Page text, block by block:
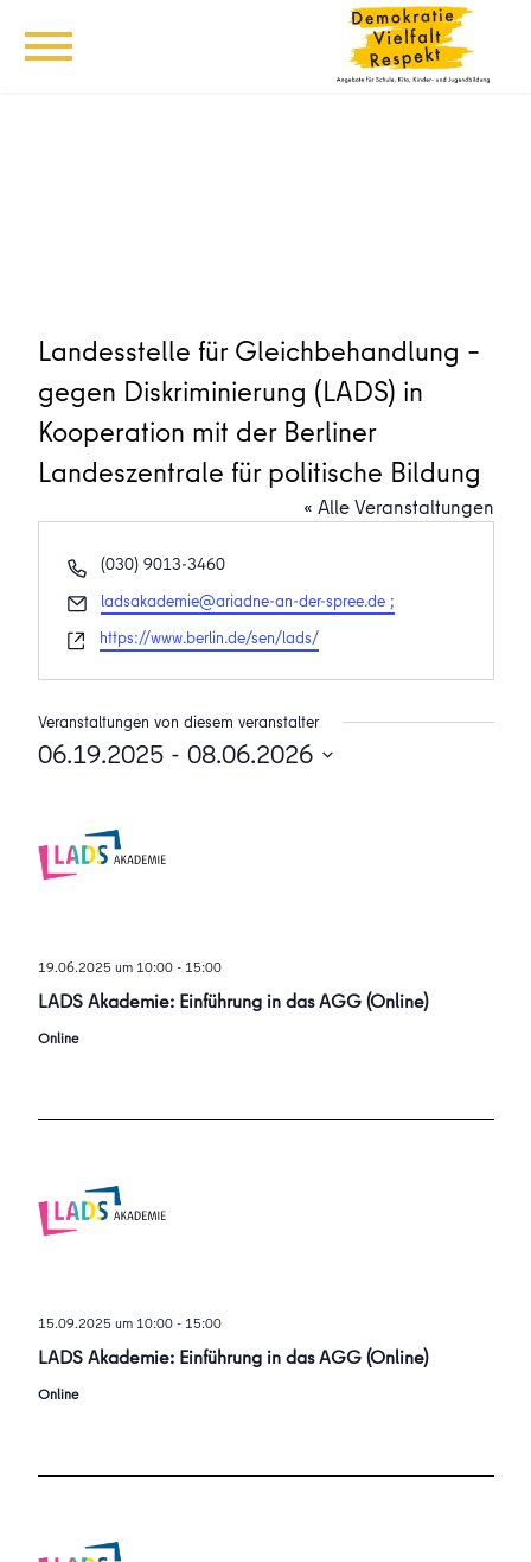
Landesstelle für Gleichbehandlung –
gegen Diskriminierung (LADS) in
Kooperation mit der Berliner
Landeszentrale für politische Bildung
« Alle Veranstaltungen
Telefon
(030) 9013-3460
Email
ladsakademie@ariadne-an-der-spree.de ;
Webseite
https://www.berlin.de/sen/lads/
Veranstaltungen von diesem veranstalter
06.19.2025 - 08.06.2026
LADS Akademie: Einführung in das AGG (Online)
19.06.2025 um 10:00- 15:00
Online
LADS Akademie: Einführung in das AGG (Online)
15.09.2025 um 10:00- 15:00
Online